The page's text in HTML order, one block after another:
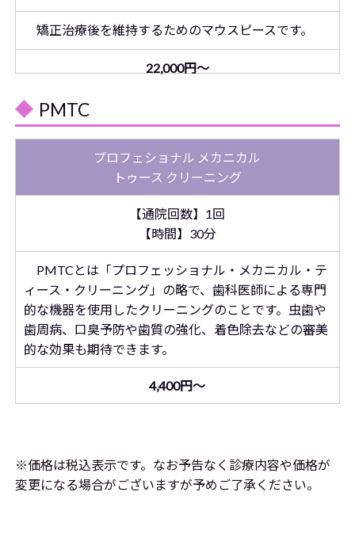
矯正治療後を維持するためのマウスピースです。
22,000円～
PMTC
プロフェショナル メカニカル
トゥース クリーニング
【通院回数】1回
【時間】30分
PMTCとは「プロフェッショナル・メカニカル・テ
ィース・クリーニング」の略で、歯科医師による専門
的な機器を使用したクリーニングのことです。虫歯や
歯周病、口臭予防や歯質の強化、着色除去などの審美
的な効果も期待できます。
4,400円～
※価格は税込表示です。なお予告なく診療内容や価格が
変更になる場合がございますが予めご了承ください。